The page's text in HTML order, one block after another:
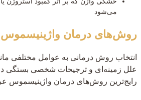
می‌شود
روش‌های درمان واژینیسموس
انتخاب روش درمانی به عوامل مختلفی
علل زمینه‌ای و ترجیحات شخصی بستگی
رایج‌ترین روش‌های درمان واژینیسموس